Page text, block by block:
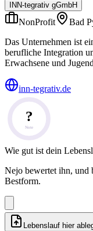
INN-tegrativ gGmbH
NonProfit
Bad
Das Unternehmen ist
berufliche Integration
Erwachsene und
inn-tegrativ.de
?
Note
Wie gut ist dein
Nejo bewertet ihn, und
Bestform.
Lebenslauf hier